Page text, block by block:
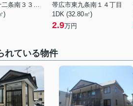
帯広市西十二条南３３丁目
)
帯広市東九条南１４丁目
1DK (32.80㎡)
2.9万円
れている物件